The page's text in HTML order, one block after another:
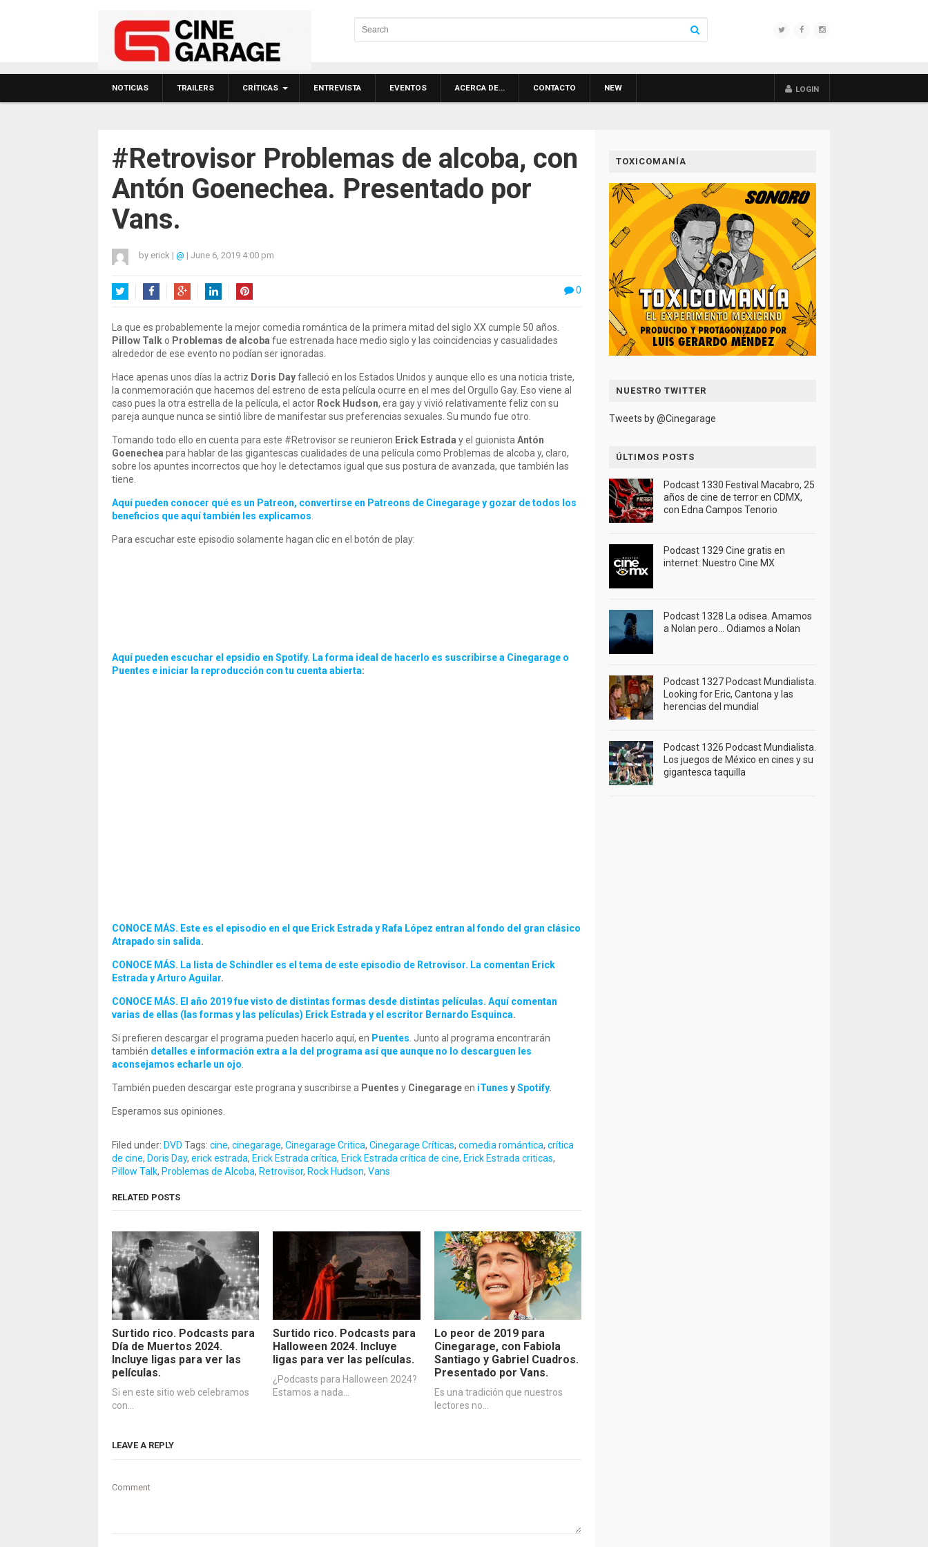
NOTICIAS TRAILERS CRÍTICAS ENTREVISTA EVENTOS ACERCA DE… CONTACTO NEW LOGIN
#Retrovisor Problemas de alcoba, con
Antón Goenechea. Presentado por
Vans.
by erick | @ | June 6, 2019 4:00 pm
0
La que es probablemente la mejor comedia romántica de la primera mitad del siglo XX cumple 50 años.
Pillow Talko Problemas de alcoba fue estrenada hace medio siglo y las coincidencias y casualidades
alrededor de ese evento no podían ser ignoradas.
Hace apenas unos días la actriz Doris Dayfalleció en los Estados Unidos y aunque ello es una noticia triste,
la conmemoración que hacemos del estreno de esta película ocurre en el mes del Orgullo Gay. Eso viene al
caso pues la otra estrella de la película, el actor Rock Hudson, era gay y vivió relativamente feliz con su
pareja aunque nunca se sintió libre de manifestar sus preferencias sexuales. Su mundo fue otro.
Tomando todo ello en cuenta para este #Retrovisor se reunieron Erick Estrada y el guionista Antón
Goenechea para hablar de las gigantescas cualidades de una película como Problemas de alcoba y, claro,
sobre los apuntes incorrectos que hoy le detectamos igual que sus postura de avanzada, que también las
tiene.
Aquí pueden conocer qué es un Patreon, convertirse en Patreons de Cinegarage y gozar de todos los
beneficios que aquí también les explicamos
Para escuchar este episodio solamente hagan clic en el botón de play:
Aquí pueden escuchar el epsidio en Spotify. La forma ideal de hacerlo es suscribirse a Cinegarage o
Puentes e iniciar la reproducción con tu cuenta abierta:
CONOCE MÁS. Este es el episodio en el que Erick Estrada y Rafa López entran al fondo del gran clásico
Atrapado sin salida.
CONOCE MÁS. La lista de Schindler es el tema de este episodio de Retrovisor. La comentan Erick
Estrada y Arturo Aguilar.
CONOCE MÁS. El año 2019 fue visto de distintas formas desde distintas películas. Aquí comentan
varias de ellas (las formas y las películas) Erick Estrada y el escritor Bernardo Esquinca.
Si prefieren descargar el programa pueden hacerlo aquí, en Puentes . Junto al programa encontrarán
también detalles e información extra a la del programa así que aunque no lo descarguen les
aconsejamos echarle un ojo
También pueden descargar este prograna y suscribirse a Puentes y Cinegarageen iTunes ySpotify.
Esperamos sus opiniones.
Filed under: DVD Tags: cine, cinegarage, Cinegarage Critica, Cinegarage Críticas, comedia romántica, crítica
de cine, Doris Day, erick estrada, Erick Estrada crítica, Erick Estrada crítica de cine, Erick Estrada criticas,
Pillow Talk, Problemas de Alcoba, Retrovisor, Rock Hudson, Vans
RELATED POSTS
Surtido rico. Podcasts para
Día de Muertos 2024.
Incluye ligas para ver las
películas.
Si en este sitio web celebramos
con…
Surtido rico. Podcasts para
Halloween 2024. Incluye
ligas para ver las películas.
¿Podcasts para Halloween 2024?
Estamos a nada…
Lo peor de 2019 para
Cinegarage, con Fabiola
Santiago y Gabriel Cuadros.
Presentado por Vans.
Es una tradición que nuestros
lectores no…
LEAVE A REPLY
Comment
TOXICOMANÍA
NUESTRO TWITTER
Tweets by @Cinegarage
ÚLTIMOS POSTS
Podcast 1330 Festival Macabro, 25
años de cine de terror en CDMX,
con Edna Campos Tenorio
Podcast 1329 Cine gratis en
internet: Nuestro Cine MX
Podcast 1328 La odisea. Amamos
a Nolan pero… Odiamos a Nolan
Podcast 1327 Podcast Mundialista.
Looking for Eric, Cantona y las
herencias del mundial
Podcast 1326 Podcast Mundialista.
Los juegos de México en cines y su
gigantesca taquilla